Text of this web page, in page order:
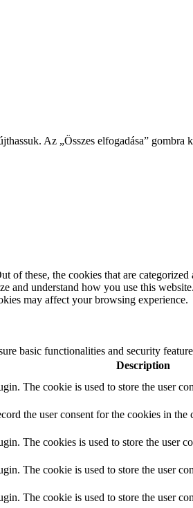
Az „Összes elfogadása”
these, the cookies that are categorized
and understand how you use this
may affect your browsing experience.
basic functionalities and security
Description
The cookie is used to store the user
the user consent for the cookies in
The cookies is used to store the user
The cookie is used to store the user
The cookie is used to store the user